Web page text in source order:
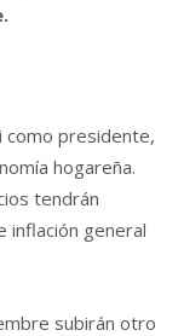
como presidente,
hogareña.
tendrán
inflación general
subirán otro